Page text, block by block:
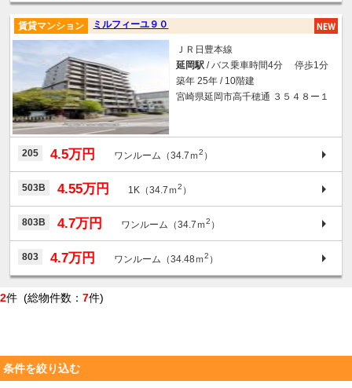
ミルフィーユ９０
賃貸マンション
ＪＲ日豊本線
延岡駅 / バス乗車時間4分 停歩1分
築年 25年 / 10階建
宮崎県延岡市高千穂通 ３５４８ー１
205 4.5万円 ワンルーム（34.7ｍ2 ）
503B 4.55万円 1K（34.7ｍ2 ）
803B 4.7万円 ワンルーム（34.7ｍ2 ）
803 4.7万円 ワンルーム（34.48ｍ2 ）
2件 (総物件数： 7件)
条件を絞り込む